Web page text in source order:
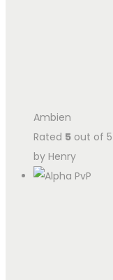
Ambien
Rated 5 out of 5
by Henry